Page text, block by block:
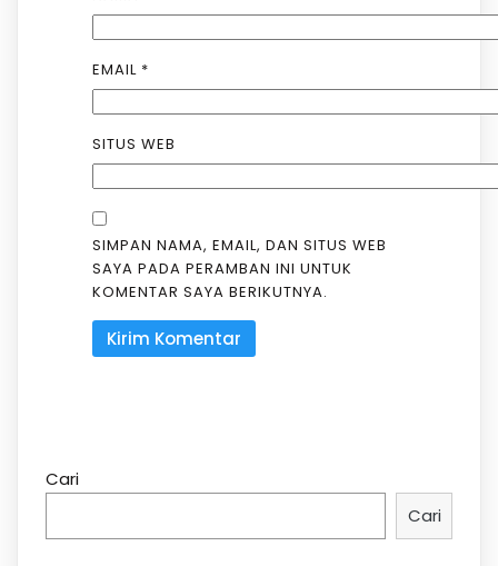
EMAIL *
SITUS WEB
SIMPAN NAMA, EMAIL, DAN SITUS WEB
SAYA PADA PERAMBAN INI UNTUK
KOMENTAR SAYA BERIKUTNYA.
Cari
Cari